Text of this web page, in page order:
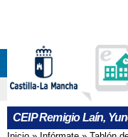
CEIP Remigio Laín,